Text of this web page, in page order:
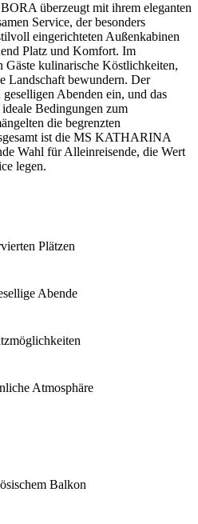
überzeugt mit ihrem eleganten
Service, der besonders
eingerichteten Außenkabinen
Platz und Komfort. Im
Gäste kulinarische Köstlichkeiten,
Landschaft bewundern. Der
Abenden ein, und das
Bedingungen zum
die begrenzten
ist die MS KATHARINA
Wahl für Alleinreisende, die Wert
legen.
Plätzen
Abende
Atmosphäre
Balkon